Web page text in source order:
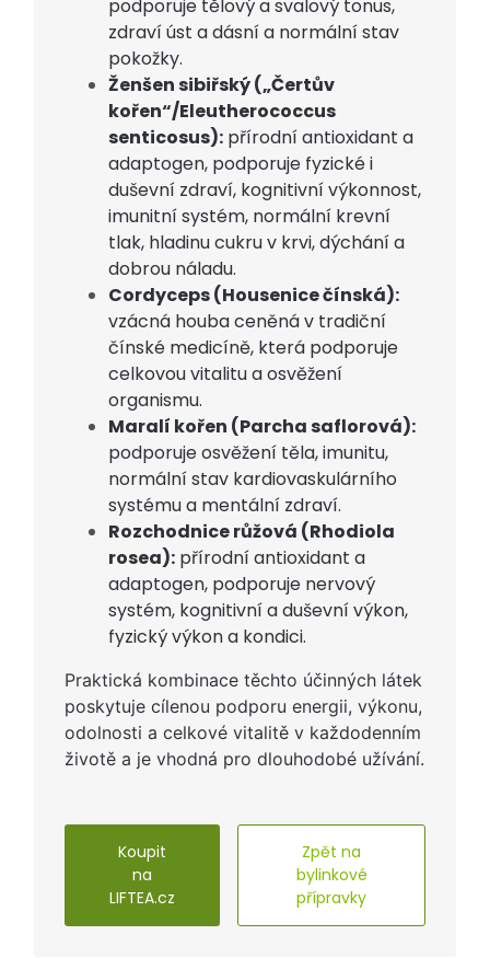
podporuje tělový a svalový tonus,
zdraví úst a dásní a normální stav
pokožky.
Ženšen sibiřský („Čertův
kořen“/Eleutherococcus
senticosus): přírodní antioxidant a
adaptogen, podporuje fyzické i
duševní zdraví, kognitivní výkonnost,
imunitní systém, normální krevní
tlak, hladinu cukru v krvi, dýchání a
dobrou náladu.
Cordyceps (Housenice čínská):
vzácná houba ceněná v tradiční
čínské medicíně, která podporuje
celkovou vitalitu a osvěžení
organismu.
Maralí kořen (Parcha saflorová):
podporuje osvěžení těla, imunitu,
normální stav kardiovaskulárního
systému a mentální zdraví.
Rozchodnice růžová (Rhodiola
rosea): přírodní antioxidant a
adaptogen, podporuje nervový
systém, kognitivní a duševní výkon,
fyzický výkon a kondici.
Praktická kombinace těchto účinných látek
poskytuje cílenou podporu energii, výkonu,
odolnosti a celkové vitalitě v každodenním
životě a je vhodná pro dlouhodobé užívání.
Koupit
na
LIFTEA.cz
Zpět na
bylinkové
přípravky